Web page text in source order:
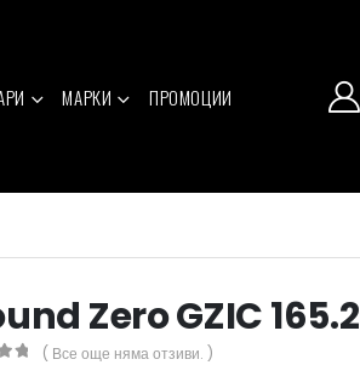
МАРКИ ПРОМОЦИИ
Zero GZIC 165.2
( Все още няма отзиви. )